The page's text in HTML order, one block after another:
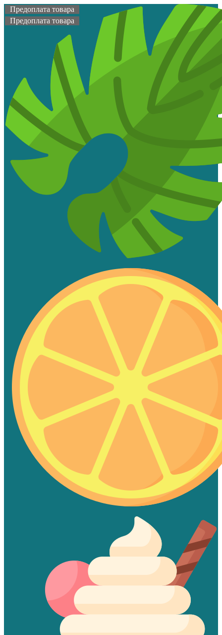
Предоплата товара
Предоплата товара
Топ продаж
Предоплата товара
Предоплата товара
Предоплата товара